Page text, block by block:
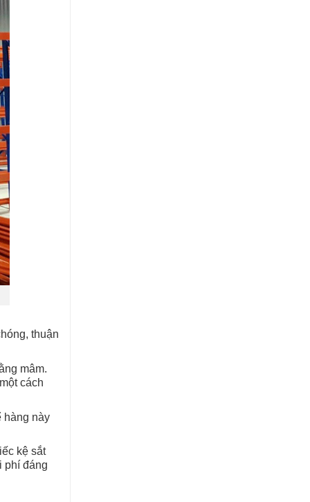
thuận
mâm.
cách
hàng này
kệ sắt
phí đáng